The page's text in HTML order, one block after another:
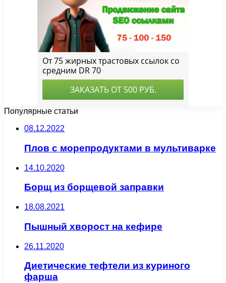
Популярные статьи
08.12.2022
Плов с морепродуктами в мультиварке
14.10.2020
Борщ из борщевой заправки
18.08.2021
Пышный хворост на кефире
26.11.2020
Диетические тефтели из куриного
фарша